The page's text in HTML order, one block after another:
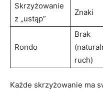
Skrzyżowanie
z „ustąp”
Znaki
Rondo
Brak
ruch)
Każde skrzyżowanie ma